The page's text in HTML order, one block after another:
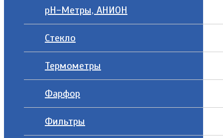
рН-Метры, АНИОН
Стекло
Термометры
Фарфор
Фильтры